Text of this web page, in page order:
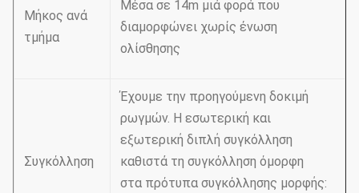
Μήκος ανά
τμήμα
Μέσα σε 14m μιά φορά που
διαμορφώνει χωρίς ένωση
ολίσθησης
Συγκόλληση
Έχουμε την προηγούμενη δοκιμή
ρωγμών. Η εσωτερική και
εξωτερική διπλή συγκόλληση
καθιστά τη συγκόλληση όμορφη
στα πρότυπα συγκόλλησης μορφής: